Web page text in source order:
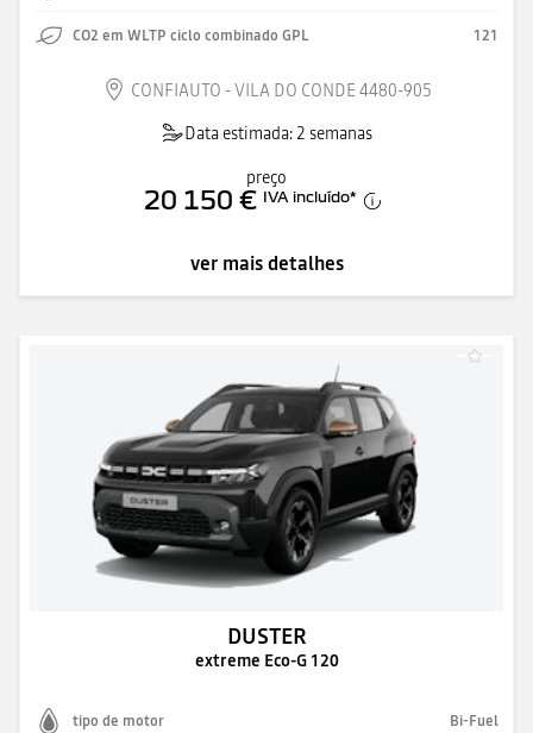
CO2 em WLTP ciclo combinado GPL 121
CONFIAUTO - VILA DO CONDE 4480-905
Data estimada: 2 semanas
preço
20 150 € IVA incluído*
ver mais detalhes
DUSTER
extreme Eco-G 120
tipo de motor Bi-Fuel